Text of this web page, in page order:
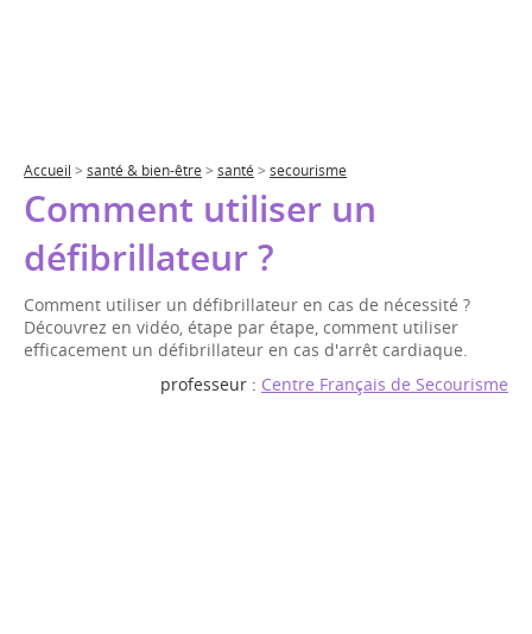
Accueil > santé & bien-être > santé > secourisme
Comment utiliser un
défibrillateur ?
Comment utiliser un défibrillateur en cas de nécessité ?
Découvrez en vidéo, étape par étape, comment utiliser
efficacement un défibrillateur en cas d'arrêt cardiaque.
professeur : Centre Français de Secourisme